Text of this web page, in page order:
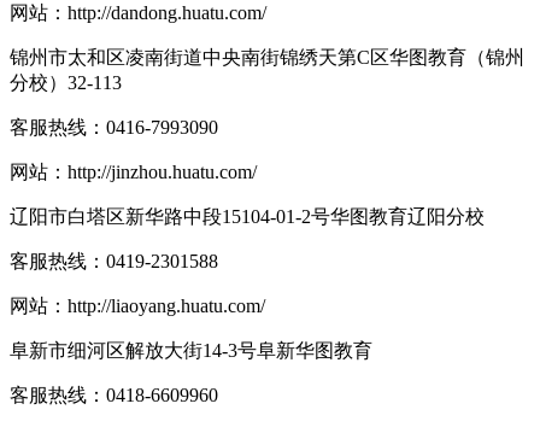
网站： http://dandong.huatu.com/
锦州市太和区凌南街道中央南街锦绣天第C区华图教育（锦州
分校）32-113
客服热线： 0416-7993090
网站： http://jinzhou.huatu.com/
辽阳市白塔区新华路中段15104-01-2号华图教育辽阳分校
客服热线： 0419-2301588
网站： http://liaoyang.huatu.com/
阜新市细河区解放大街14-3号阜新华图教育
客服热线： 0418-6609960